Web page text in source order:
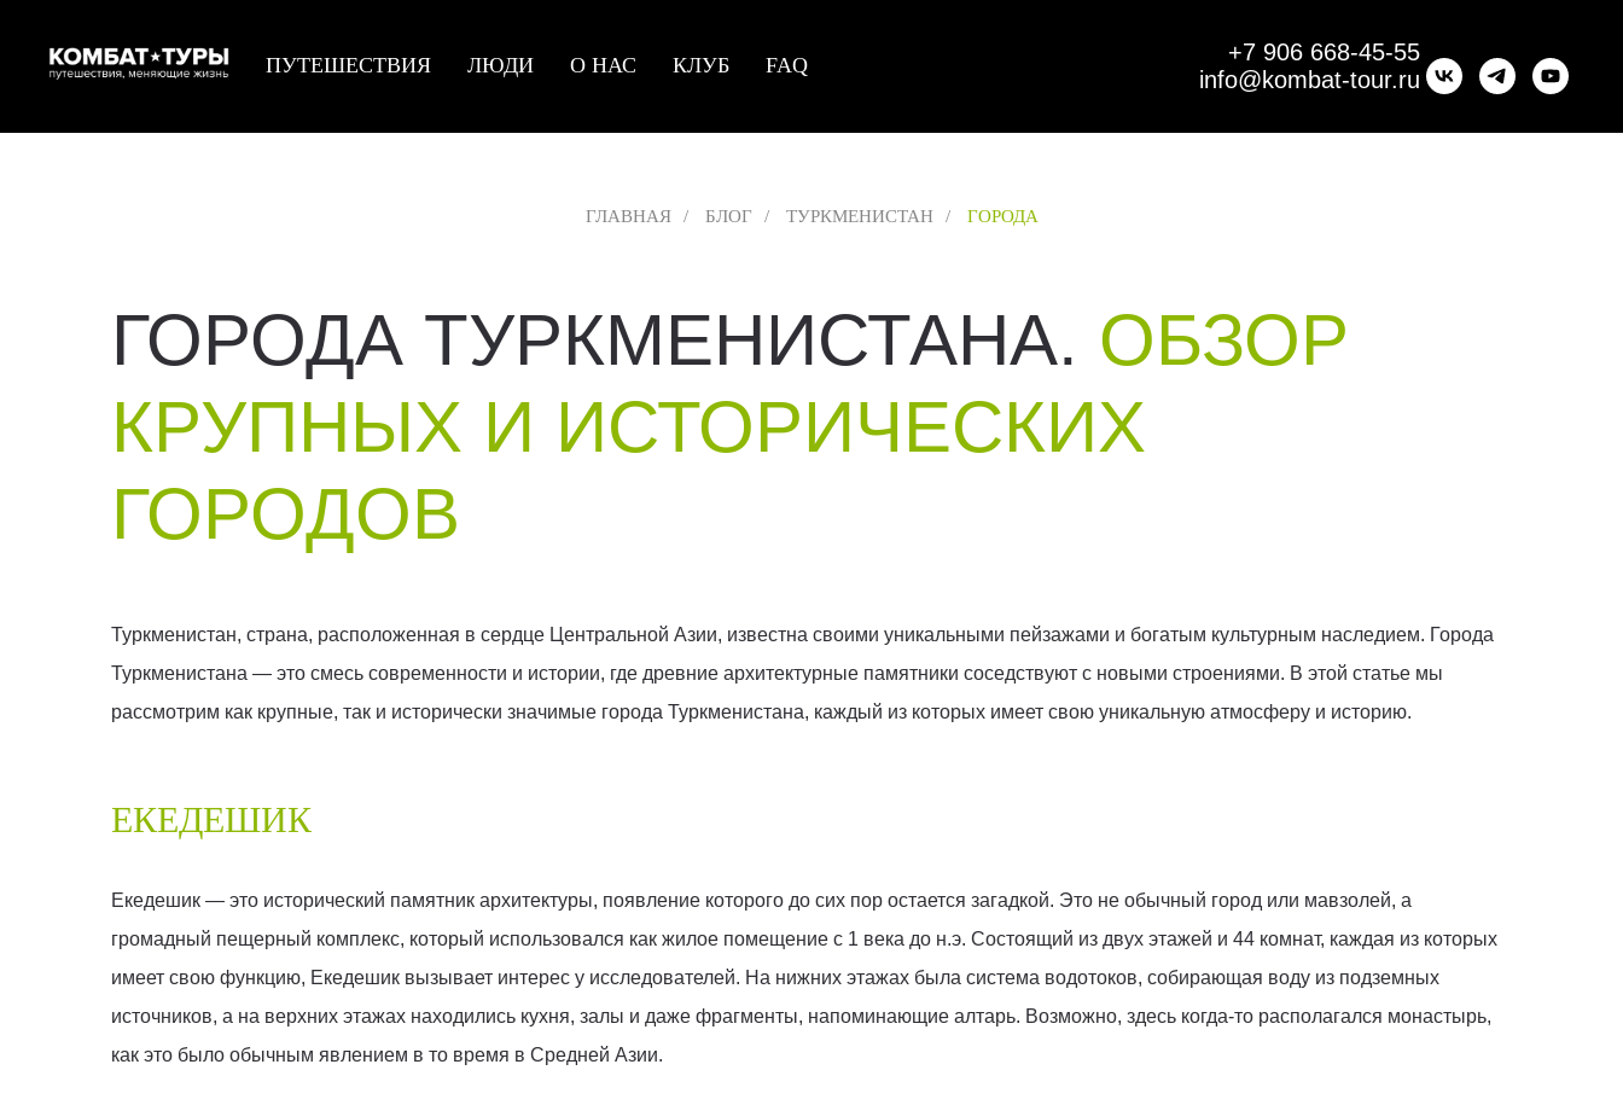
ПУТЕШЕСТВИЯ ЛЮДИ О НАС КЛУБ FAQ
+7 906 668-45-55
info@kombat-tour.ru
ГЛАВНАЯ / БЛОГ / ТУРКМЕНИСТАН / ГОРОДА
ГОРОДА ТУРКМЕНИСТАНА. ОБЗОР
КРУПНЫХ И ИСТОРИЧЕСКИХ
ГОРОДОВ
Туркменистан, страна, расположенная в сердце Центральной Азии, известна своими уникальными пейзажами и богатым культурным наследием. Города
Туркменистана — это смесь современности и истории, где древние архитектурные памятники соседствуют с новыми строениями. В этой статье мы
рассмотрим как крупные, так и исторически значимые города Туркменистана, каждый из которых имеет свою уникальную атмосферу и историю.
ЕКЕДЕШИК
Екедешик — это исторический памятник архитектуры, появление которого до сих пор остается загадкой. Это не обычный город или мавзолей, а
громадный пещерный комплекс, который использовался как жилое помещение с 1 века до н.э. Состоящий из двух этажей и 44 комнат, каждая из которых
имеет свою функцию, Екедешик вызывает интерес у исследователей. На нижних этажах была система водотоков, собирающая воду из подземных
источников, а на верхних этажах находились кухня, залы и даже фрагменты, напоминающие алтарь. Возможно, здесь когда-то располагался монастырь,
как это было обычным явлением в то время в Средней Азии.